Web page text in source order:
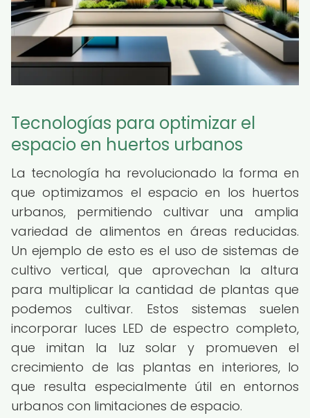
Tecnologías para optimizar el
espacio en huertos urbanos
La tecnología ha revolucionado la forma en
que optimizamos el espacio en los huertos
urbanos, permitiendo cultivar una amplia
variedad de alimentos en áreas reducidas.
Un ejemplo de esto es el uso de sistemas de
cultivo vertical, que aprovechan la altura
para multiplicar la cantidad de plantas que
podemos cultivar. Estos sistemas suelen
incorporar luces LED de espectro completo,
que imitan la luz solar y promueven el
crecimiento de las plantas en interiores, lo
que resulta especialmente útil en entornos
urbanos con limitaciones de espacio.